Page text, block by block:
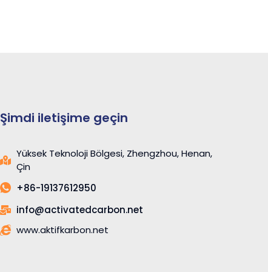
Şimdi iletişime geçin
Yüksek Teknoloji Bölgesi, Zhengzhou, Henan,
Çin
+86-19137612950
info@activatedcarbon.net
www.aktifkarbon.net